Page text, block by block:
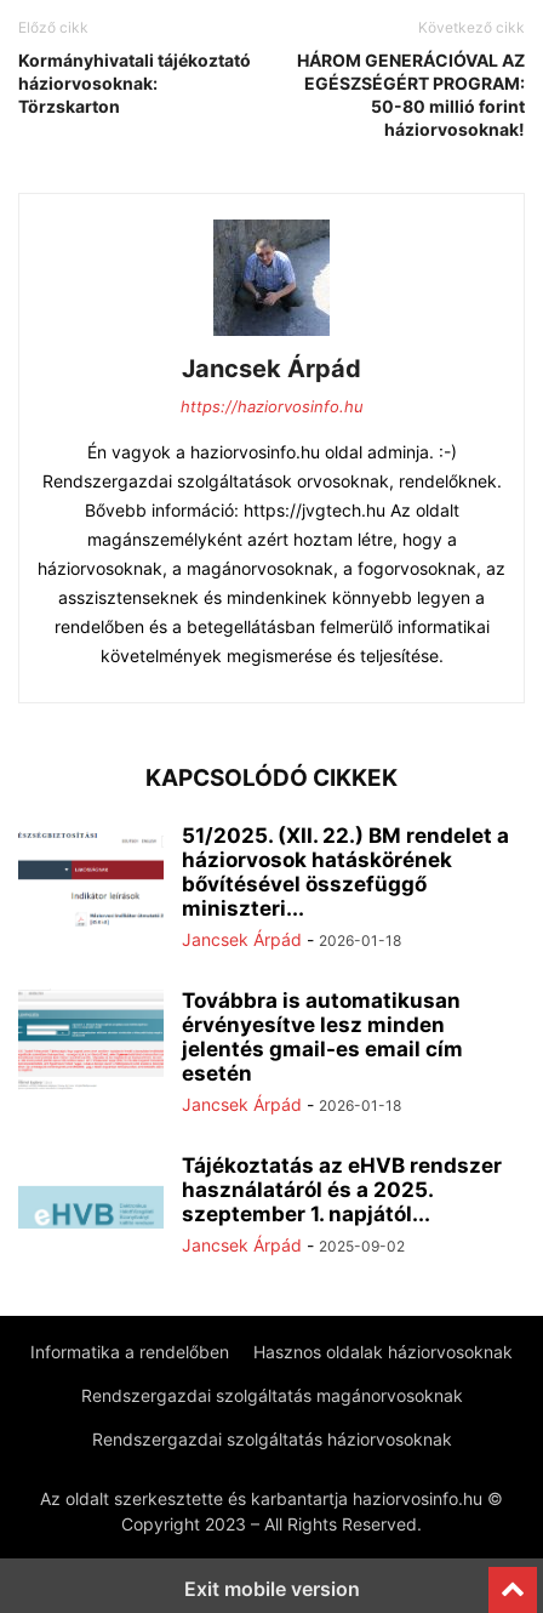
Előző cikk
Kormányhivatali tájékoztató
háziorvosoknak:
Törzskarton
Következő cikk
HÁROM GENERÁCIÓVAL AZ
EGÉSZSÉGÉRT PROGRAM:
50-80 millió forint
háziorvosoknak!
Jancsek Árpád
https://haziorvosinfo.hu
Én vagyok a haziorvosinfo.hu oldal adminja. :-)
Rendszergazdai szolgáltatások orvosoknak, rendelőknek.
Bővebb információ: https://jvgtech.hu Az oldalt
magánszemélyként azért hoztam létre, hogy a
háziorvosoknak, a magánorvosoknak, a fogorvosoknak, az
asszisztenseknek és mindenkinek könnyebb legyen a
rendelőben és a betegellátásban felmerülő informatikai
követelmények megismerése és teljesítése.
KAPCSOLÓDÓ CIKKEK
51/2025. (XII. 22.) BM rendelet a
háziorvosok hatáskörének
bővítésével összefüggő
miniszteri...
Jancsek Árpád - 2026-01-18
Továbbra is automatikusan
érvényesítve lesz minden
jelentés gmail-es email cím
esetén
Jancsek Árpád - 2026-01-18
Tájékoztatás az eHVB rendszer
használatáról és a 2025.
szeptember 1. napjától...
Jancsek Árpád - 2025-09-02
Informatika a rendelőben Hasznos oldalak háziorvosoknak
Rendszergazdai szolgáltatás magánorvosoknak
Rendszergazdai szolgáltatás háziorvosoknak
Az oldalt szerkesztette és karbantartja haziorvosinfo.hu ©
Copyright 2023 – All Rights Reserved.
Exit mobile version